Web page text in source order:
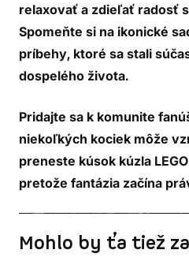
relaxovať a zdieľať radosť
Spomeňte si na ikonické
príbehy, ktoré sa stali
dospelého života.
Pridajte sa k komunite
niekoľkých kociek môže
preneste kúsok kúzla
pretože fantázia začína
Mohlo by ťa tiež